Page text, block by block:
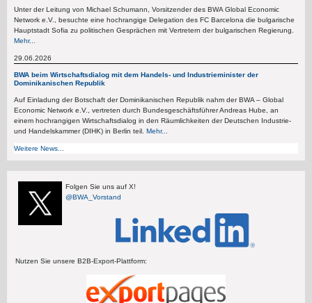
Unter der Leitung von Michael Schumann, Vorsitzender des BWA Global Economic
Network e.V., besuchte eine hochrangige Delegation des FC Barcelona die bulgarische
Hauptstadt Sofia zu politischen Gesprächen mit Vertretern der bulgarischen Regierung.
Mehr...
29.06.2026
BWA beim Wirtschaftsdialog mit dem Handels- und Industrieminister der
Dominikanischen Republik
Auf Einladung der Botschaft der Dominikanischen Republik nahm der BWA – Global
Economic Network e.V., vertreten durch Bundesgeschäftsführer Andreas Hube, an
einem hochrangigen Wirtschaftsdialog in den Räumlichkeiten der Deutschen Industrie-
und Handelskammer (DIHK) in Berlin teil. Mehr...
Weitere News...
Folgen Sie uns auf X!
@BWA_Vorstand
Nutzen Sie unsere B2B-Export-Plattform: